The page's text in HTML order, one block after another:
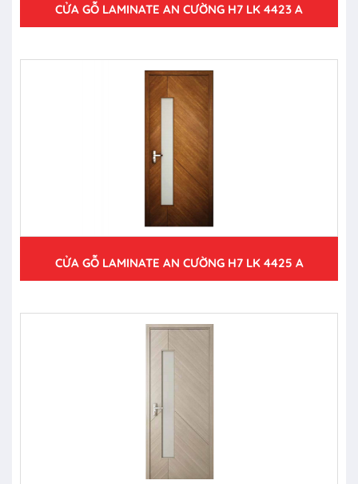
CỬA GỖ LAMINATE AN CƯỜNG H7 LK 4423 A
CỬA GỖ LAMINATE AN CƯỜNG H7 LK 4425 A